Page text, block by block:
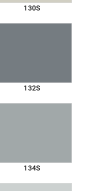
130S
132S
134S